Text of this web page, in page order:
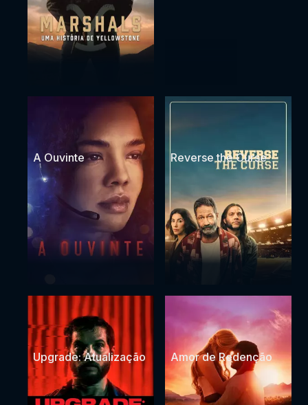
A Ouvinte Reverse the Curse
Upgrade: Atualização Amor de Redenção